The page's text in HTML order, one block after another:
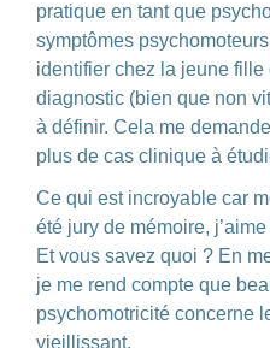
pratique en tant que
symptômes
identifier chez la jeune
diagnostic (bien que non
à définir. Cela me
plus de cas clinique à
Ce qui est incroyable car
été jury de mémoire,
Et vous savez quoi ? En
je me rend compte que
psychomotricité concerne
vieillissant.